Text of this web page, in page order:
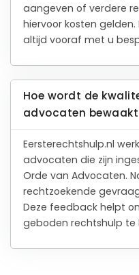
aangeven of verdere
hiervoor kosten
altijd vooraf met u
Hoe wordt de
advocaten
Eersterechtshulp.nl
advocaten die zijn
Orde van Advocaten.
rechtzoekende
Deze feedback helpt
geboden rechtshulp te